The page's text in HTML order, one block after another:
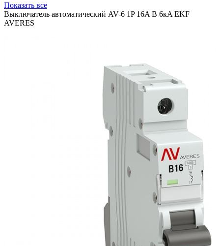
Показать все
Выключатель автоматический AV-6 1P 16A B 6кA EKF
AVERES